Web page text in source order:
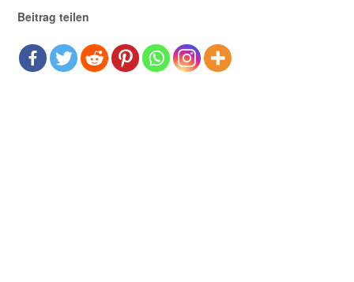
Beitrag teilen